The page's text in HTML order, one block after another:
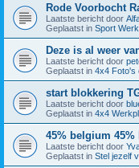
Rode Voorbocht
Laatste bericht door
Geplaatst in Sport
Deze is al weer
Laatste bericht door
Geplaatst in 4x4 Foto's
start blokkering
Laatste bericht door
Geplaatst in 4x4
45% belgium 45%
Laatste bericht door
Geplaatst in Stel jezelf